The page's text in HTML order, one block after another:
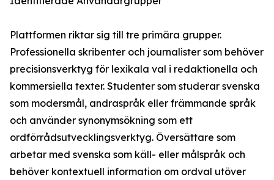
Plattformen riktar sig till tre primära grupper.
Professionella skribenter och journalister som behöver
precisionsverktyg för lexikala val i redaktionella och
kommersiella texter. Studenter som studerar svenska
som modersmål, andraspråk eller främmande språk
och använder synonymsökning som ett
ordförrådsutvecklingsverktyg. Översättare som
arbetar med svenska som käll- eller målspråk och
behöver kontextuell information om ordval utöver